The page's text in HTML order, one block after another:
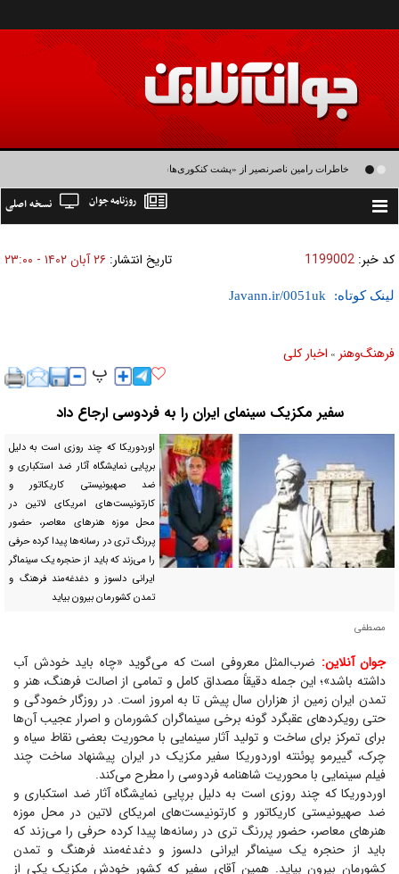
خاطرات رامین ناصرنصیر از «پشت‌ کنکوری‌ها» و رضا داوودنژاد: رضا کودک درون فعالی
Toggle
نسخه اصلی روزنامه جوان
کد خبر: 1199002 تاریخ انتشار: ۲۶ آبان ۱۴۰۲ - ۲۳:۰۰
لینک کوتاه:
فرهنگ‌و‌هنر » اخبار كلی
سفیر مکزیک سینمای ایران را به فردوسی ارجاع داد
اوردوریکا که چند روزی است به دلیل
برپایی نمایشگاه آثار ضد استکباری و
ضد صهیونیستی کاریکاتور و
کارتونیست‌های امریکای لاتین در
محل موزه هنر‌های معاصر، حضور
پررنگ تری در رسانه‌ها پیدا کرده حرفی
را می‌زند که باید از حنجره یک سینماگر
ایرانی دلسوز و دغدغه‌مند فرهنگ و
تمدن کشورمان بیرون بیاید
مصطفی
جوان آنلاین: ضرب‌المثل معروفی است که می‌گوید «چاه باید خودش آب
داشته باشد»؛ این جمله دقیقاً مصداق کامل و تمامی از اصالت فرهنگ، هنر و
تمدن ایران زمین از هزاران سال پیش تا به امروز است. در روزگار خمودگی و
حتی رویکرد‌های عقبگرد گونه برخی سینماگران کشورمان و اصرار عجیب آن‌ها
برای تمرکز برای ساخت و تولید آثار سینمایی با محوریت بعضی نقاط سیاه و
چرک، گییرمو پوئنته اوردوریکا سفیر مکزیک در ایران پیشنهاد ساخت چند
فیلم سینمایی با محوریت شاهنامه فردوسی را مطرح می‌کند.
اوردوریکا که چند روزی است به دلیل برپایی نمایشگاه آثار ضد استکباری و
ضد صهیونیستی کاریکاتور و کارتونیست‌های امریکای لاتین در محل موزه
هنر‌های معاصر، حضور پررنگ تری در رسانه‌ها پیدا کرده حرفی را می‌زند که
باید از حنجره یک سینماگر ایرانی دلسوز و دغدغه‌مند فرهنگ و تمدن
کشورمان بیرون بیاید. همین آقای سفیر که کشور خودش مکزیک یکی از